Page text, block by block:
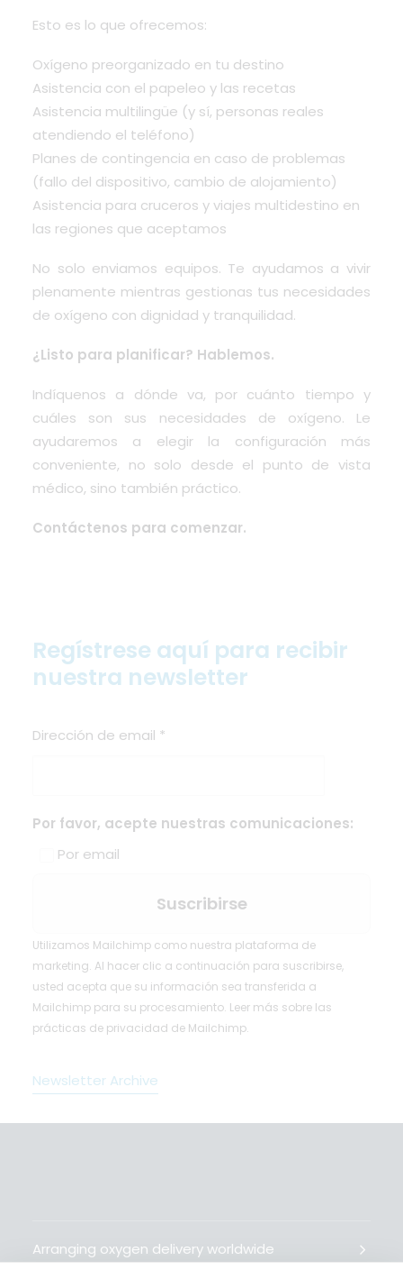
Esto es lo que ofrecemos:
Oxígeno preorganizado en tu destino
Asistencia con el papeleo y las recetas
Asistencia multilingüe (y sí, personas reales
atendiendo el teléfono)
Planes de contingencia en caso de problemas
(fallo del dispositivo, cambio de alojamiento)
Asistencia para cruceros y viajes multidestino en
las regiones que aceptamos
No solo enviamos equipos. Te ayudamos a vivir
plenamente mientras gestionas tus necesidades
de oxígeno con dignidad y tranquilidad.
¿Listo para planificar? Hablemos.
Indíquenos a dónde va, por cuánto tiempo y
cuáles son sus necesidades de oxígeno. Le
ayudaremos a elegir la configuración más
conveniente, no solo desde el punto de vista
médico, sino también práctico.
Contáctenos para comenzar.
Regístrese aquí para recibir
nuestra newsletter
Dirección de email *
Por favor, acepte nuestras comunicaciones:
Por email
Utilizamos Mailchimp como nuestra plataforma de
marketing. Al hacer clic a continuación para suscribirse,
usted acepta que su información sea transferida a
Mailchimp para su procesamiento. Leer más sobre las
prácticas de privacidad de Mailchimp.
Newsletter Archive
Arranging oxygen delivery worldwide